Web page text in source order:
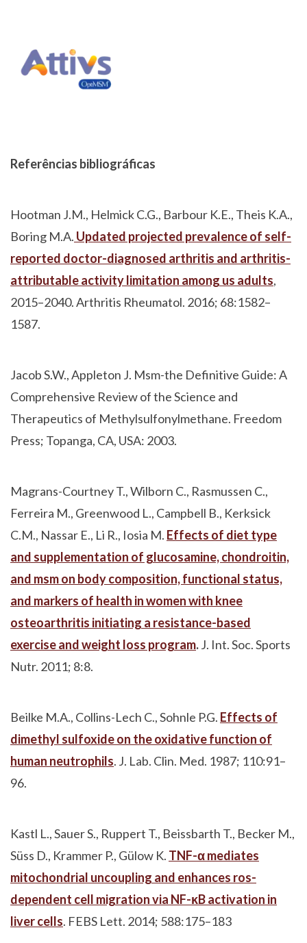
Referências bibliográficas
Hootman J.M., Helmick C.G., Barbour K.E., Theis K.A.,
Boring M.A. Updated projected prevalence of self-
reported doctor-diagnosed arthritis and arthritis-
attributable activity limitation among us adults,
2015–2040. Arthritis Rheumatol. 2016; 68:1582–
1587.
Jacob S.W., Appleton J. Msm-the Definitive Guide: A
Comprehensive Review of the Science and
Therapeutics of Methylsulfonylmethane. Freedom
Press; Topanga, CA, USA: 2003.
Magrans-Courtney T., Wilborn C., Rasmussen C.,
Ferreira M., Greenwood L., Campbell B., Kerksick
C.M., Nassar E., Li R., Iosia M. Effects of diet type
and supplementation of glucosamine, chondroitin,
and msm on body composition, functional status,
and markers of health in women with knee
osteoarthritis initiating a resistance-based
exercise and weight loss program.J. Int. Soc. Sports
Nutr. 2011; 8:8.
Beilke M.A., Collins-Lech C., Sohnle P.G. Effects of
dimethyl sulfoxide on the oxidative function of
human neutrophils. J. Lab. Clin. Med. 1987; 110:91–
96.
Kastl L., Sauer S., Ruppert T., Beissbarth T., Becker M.,
Süss D., Krammer P., Gülow K. TNF-α mediates
mitochondrial uncoupling and enhances ros-
dependent cell migration via NF-ĸB activation in
liver cells. FEBS Lett. 2014; 588:175–183